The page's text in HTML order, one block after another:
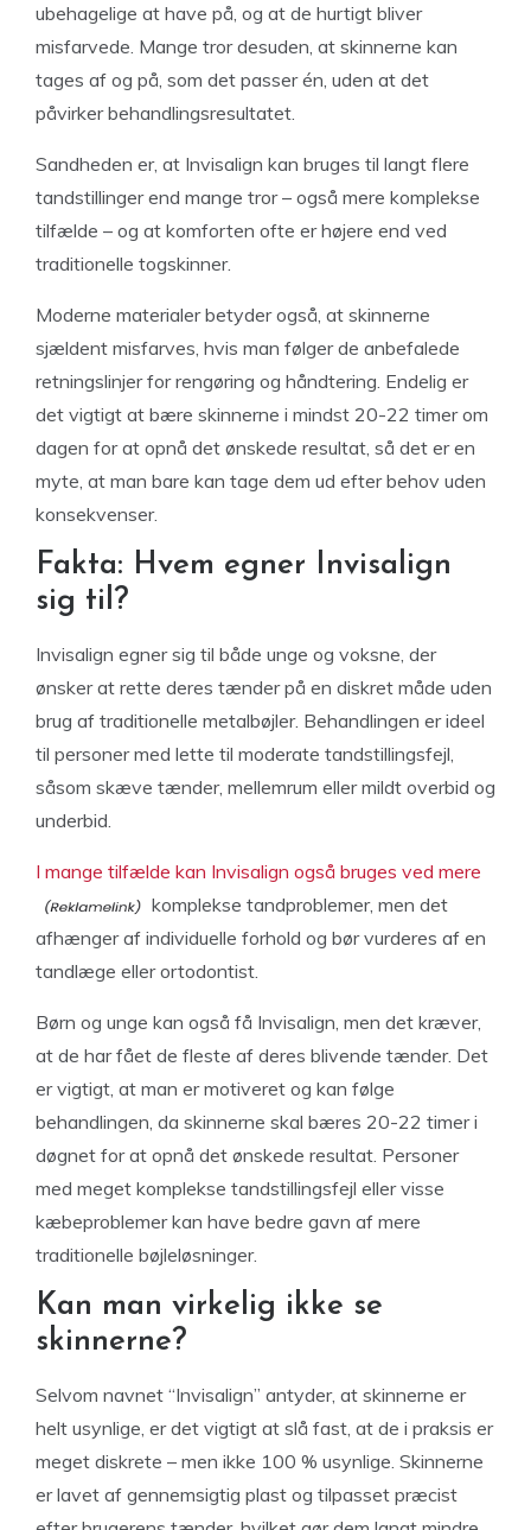
ubehagelige at have på, og at de hurtigt bliver
misfarvede. Mange tror desuden, at skinnerne kan
tages af og på, som det passer én, uden at det
påvirker behandlingsresultatet.
Sandheden er, at Invisalign kan bruges til langt flere
tandstillinger end mange tror – også mere komplekse
tilfælde – og at komforten ofte er højere end ved
traditionelle togskinner.
Moderne materialer betyder også, at skinnerne
sjældent misfarves, hvis man følger de anbefalede
retningslinjer for rengøring og håndtering. Endelig er
det vigtigt at bære skinnerne i mindst 20-22 timer om
dagen for at opnå det ønskede resultat, så det er en
myte, at man bare kan tage dem ud efter behov uden
konsekvenser.
Fakta: Hvem egner Invisalign
sig til?
Invisalign egner sig til både unge og voksne, der
ønsker at rette deres tænder på en diskret måde uden
brug af traditionelle metalbøjler. Behandlingen er ideel
til personer med lette til moderate tandstillingsfejl,
såsom skæve tænder, mellemrum eller mildt overbid og
underbid.
I mange tilfælde kan Invisalign også bruges ved mere
komplekse tandproblemer, men det
afhænger af individuelle forhold og bør vurderes af en
tandlæge eller ortodontist.
Børn og unge kan også få Invisalign, men det kræver,
at de har fået de fleste af deres blivende tænder. Det
er vigtigt, at man er motiveret og kan følge
behandlingen, da skinnerne skal bæres 20-22 timer i
døgnet for at opnå det ønskede resultat. Personer
med meget komplekse tandstillingsfejl eller visse
kæbeproblemer kan have bedre gavn af mere
traditionelle bøjleløsninger.
Kan man virkelig ikke se
skinnerne?
Selvom navnet “Invisalign” antyder, at skinnerne er
helt usynlige, er det vigtigt at slå fast, at de i praksis er
meget diskrete – men ikke 100 % usynlige. Skinnerne
er lavet af gennemsigtig plast og tilpasset præcist